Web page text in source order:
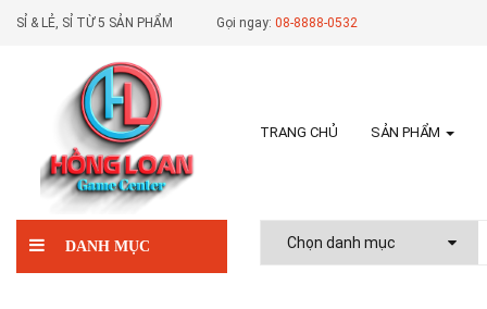
SỈ & LẺ, SỈ TỪ 5 SẢN PHẨM Gọi ngay: 08-8888-0532
TRANG CHỦ SẢN PHẨM
DANH MỤC